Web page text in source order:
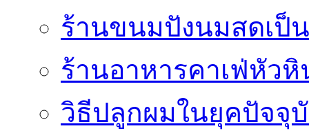
ร้านขนมปังนมสดเป็
ร้านอาหารคาเฟ่หัว
วิธีปลูกผมในยุคปัจจุ